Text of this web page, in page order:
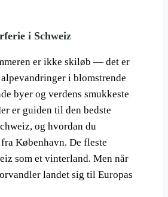
i Schweiz
er ikke skiløb — det er
i blomstrende
byer og verdens smukkeste
er guiden til den bedste
og hvordan du
København. De fleste
som et vinterland. Men når
landet sig til Europas